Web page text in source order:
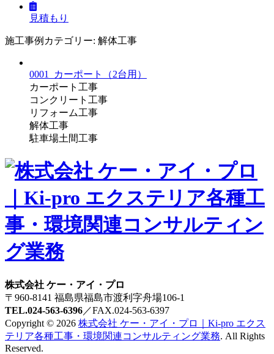
見積もり
施工事例カテゴリー: 解体工事
0001_カーポート（2台用）
カーポート工事
コンクリート工事
リフォーム工事
解体工事
駐車場土間工事
株式会社 ケー・アイ・プロ
〒960-8141 福島県福島市渡利字舟場106-1
TEL.024-563-6396／FAX.024-563-6397
Copyright © 2026 株式会社 ケー・アイ・プロ｜Ki-pro エクス
テリア各種工事・環境関連コンサルティング業務. All Rights
Reserved.